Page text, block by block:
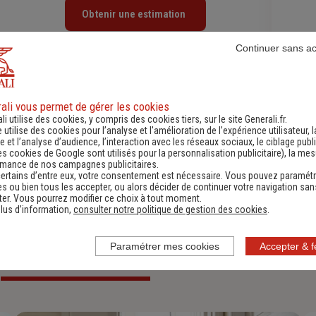
Obtenir une estimation
d'assurance et
pour sécuriser vos besoins d’aujourd’hui et
Pour les particuliers Pour les professionnels
vous permet de gérer les cookies
utilise des cookies, y compris des cookies tiers, sur le site Generali.fr.
utilise des cookies pour l’analyse et l'amélioration de l’expérience utilisateur,
et l’analyse d’audience, l’interaction avec les réseaux sociaux, le ciblage
cookies de Google sont utilisés pour la personnalisation publicitaire), la
de nos campagnes publicitaires.
d’entre eux, votre consentement est nécessaire. Vous pouvez
ou bien tous les accepter, ou alors décider de continuer votre navigation
Vous pourrez modifier ce choix à tout moment.
d’information, consulter notre politique de gestion des cookies
Accepter &
Continuer sans
Paramétrer mes cookies